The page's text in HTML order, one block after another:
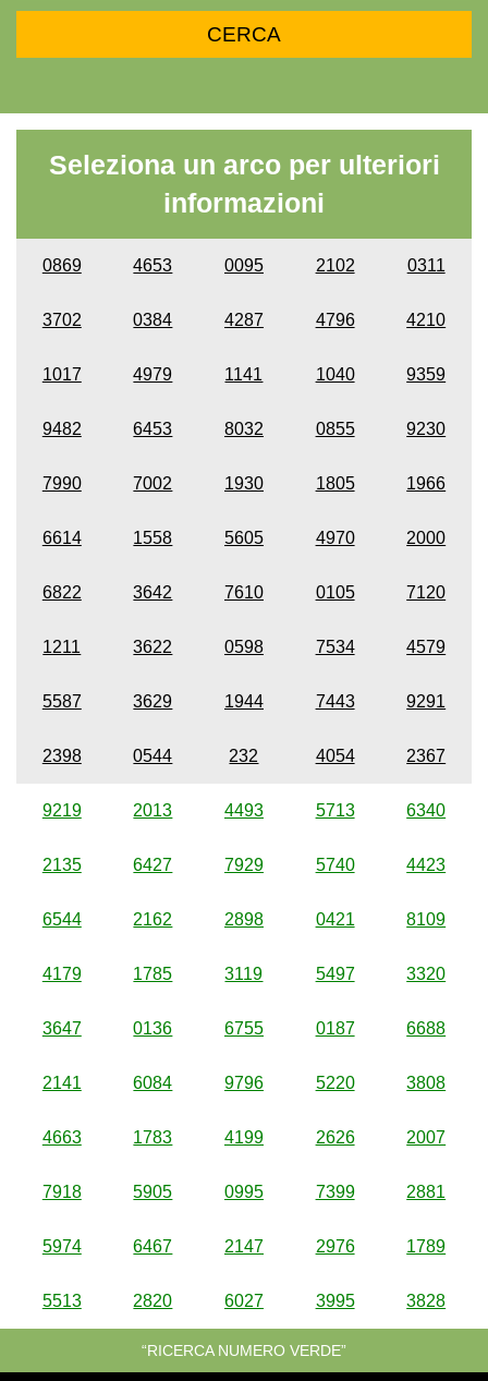
Seleziona un arco per ulteriori
informazioni
0869 4653 0095 2102 0311
3702 0384 4287 4796 4210
1017 4979 1141 1040 9359
9482 6453 8032 0855 9230
7990 7002 1930 1805 1966
6614 1558 5605 4970 2000
6822 3642 7610 0105 7120
1211 3622 0598 7534 4579
5587 3629 1944 7443 9291
2398 0544 232 4054 2367
9219 2013 4493 5713 6340
2135 6427 7929 5740 4423
6544 2162 2898 0421 8109
4179 1785 3119 5497 3320
3647 0136 6755 0187 6688
2141 6084 9796 5220 3808
4663 1783 4199 2626 2007
7918 5905 0995 7399 2881
5974 6467 2147 2976 1789
5513 2820 6027 3995 3828
“RICERCA NUMERO VERDE”